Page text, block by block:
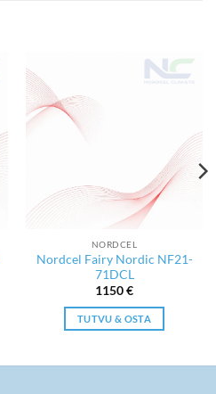
NORDCEL
Nordcel Fairy Nordic NF21-
71DCL
1150€
TUTVU & OSTA